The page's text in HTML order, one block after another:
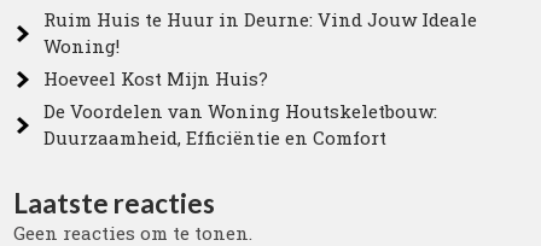
Ruim Huis te Huur in Deurne: Vind Jouw Ideale
Woning!
Hoeveel Kost Mijn Huis?
De Voordelen van Woning Houtskeletbouw:
Duurzaamheid, Efficiëntie en Comfort
Laatste reacties
Geen reacties om te tonen.